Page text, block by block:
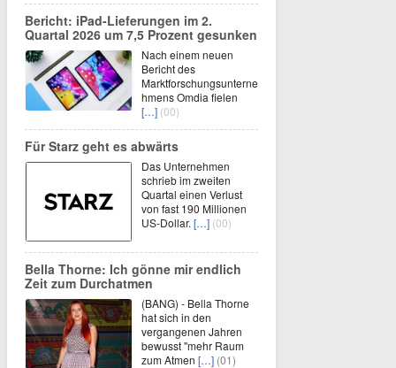
Bericht: iPad-Lieferungen im 2.
Quartal 2026 um 7,5 Prozent gesunken
Nach einem neuen
Bericht des
Marktforschungsunterne
hmens Omdia fielen
[…] (00)
Für Starz geht es abwärts
Das Unternehmen
schrieb im zweiten
Quartal einen Verlust
von fast 190 Millionen
US-Dollar. […] (00)
Bella Thorne: Ich gönne mir endlich
Zeit zum Durchatmen
(BANG) - Bella Thorne
hat sich in den
vergangenen Jahren
bewusst "mehr Raum
zum Atmen […] (01)